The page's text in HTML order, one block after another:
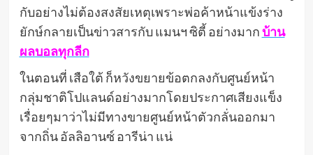
กับอย่างไม่ต้องสงสัยเหตุเพราะพ่อค้าหน้าแข้งร่าง
ยักษ์กลายเป็นข่าวสารกับ แมนฯ ซิตี้ อย่างมากบ้าน
ผลบอลทุกลีก
ในตอนที่ เสือใต้ ก็หวังขยายข้อตกลงกับศูนย์หน้า
กลุ่มชาติโปแลนด์อย่างมากโดยประกาศเสียงแข็ง
เรื่อยๆมาว่าไม่มีทางขายศูนย์หน้าตัวกลั่นออกมา
จากถิ่น อัลลิอานซ์ อารีน่า แน่